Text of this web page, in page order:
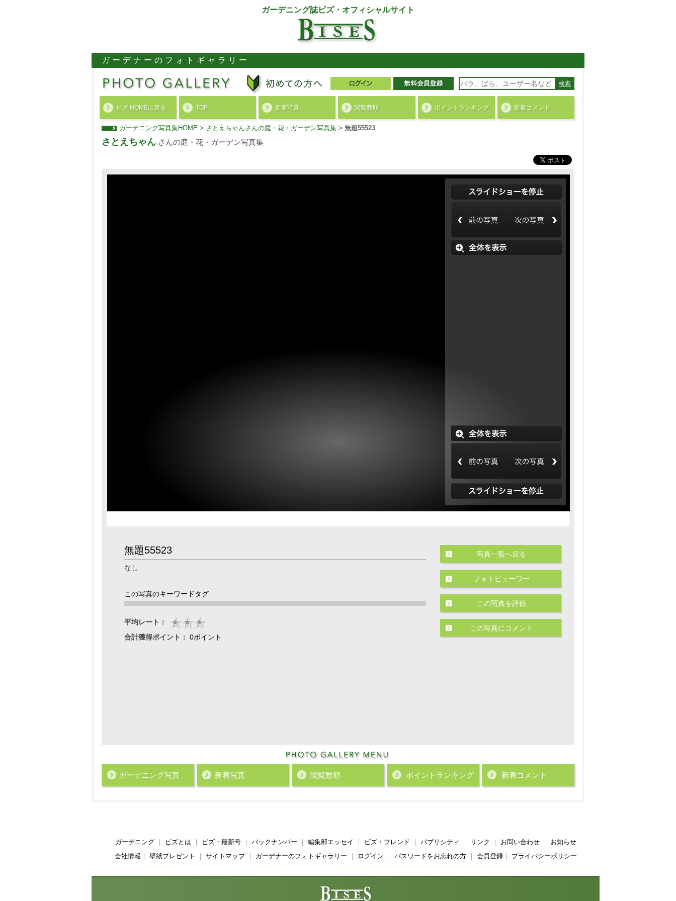
ガーデニング誌ビズ・オフィシャルサイト
ガーデナーのフォトギャラリー
検索
ビズ HOMEに戻る TOP 新着写真 閲覧数順 ポイント ランキング 新着コメント
ガーデニング写真集HOME > さとえちゃんさんの庭・花・ガーデン写真集 > 無題55523
さとえちゃん さんの庭・花・ガーデン写真集
無題55523
なし
この写真のキーワードタグ
平均レート：
合計獲得ポイント： 0ポイント
写真一覧へ戻る
フォトビューワー
この写真を評価
この写真にコメント
ガーデニング写真 新着写真 閲覧数順 ポイント ランキング 新着コメント
ガーデニング｜ ビズとは ビズ・最新号｜ バックナンバー 編集部エッセイ ビズ・フレンド パブリシティ リンク お問い合わせ｜ お知らせ
会社情報
壁紙プレゼント サイトマップ｜ ガーデナーのフォトギャラリー ログイン パスワードをお忘れの方｜ 会員登録｜ プライバシーポリシー